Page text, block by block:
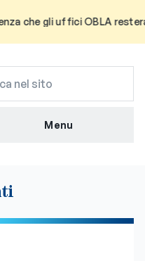
gli uffici OBLA
Menu